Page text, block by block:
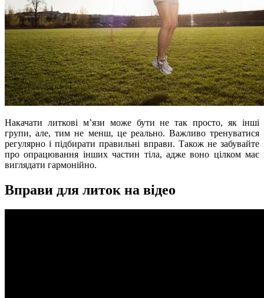
Накачати литкові м’язи може бути не так просто, як інші
групи, але, тим не менш, це реально. Важливо тренуватися
регулярно і підбирати правильні вправи. Також не забувайте
про опрацювання інших частин тіла, адже воно цілком має
виглядати гармонійно.
Вправи для литок на відео